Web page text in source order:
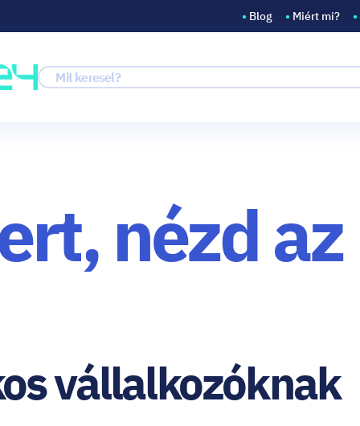
• Blog • Miért mi? •
nézd az
vállalkozóknak